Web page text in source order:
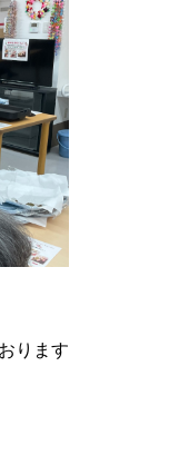
ります